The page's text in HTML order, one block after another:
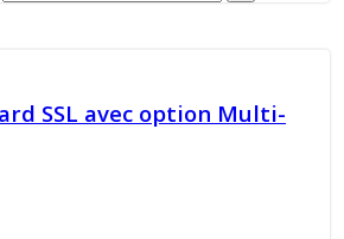
SSL avec option Multi-